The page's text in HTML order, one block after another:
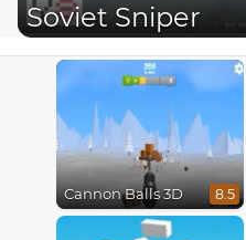
Soviet Sniper
Cannon Balls 3D 8.5